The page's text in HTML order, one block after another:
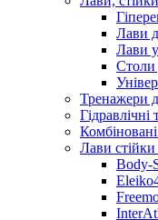
Лави
Лави
Столи
Тренажери
Лави стійки
Body-
Eleiko